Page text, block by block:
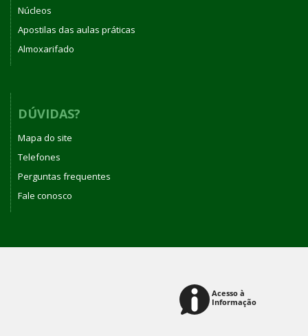
Núcleos
Apostilas das aulas práticas
Almoxarifado
DÚVIDAS?
Mapa do site
Telefones
Perguntas frequentes
Fale conosco